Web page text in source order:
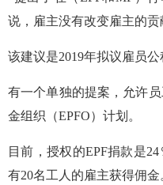
说，雇主没有改变雇主的贡
该建议是2019年拟议雇员
有一个单独的提案，允许
金组织（EPFO）计划。
目前，授权的EPF捐款是
有20名工人的雇主获得佣金